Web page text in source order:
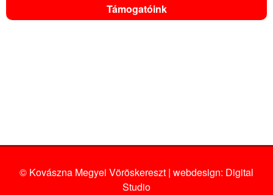
Támogatóink
© Kovászna Megyei Vöröskereszt | webdesign: Digital
Studio